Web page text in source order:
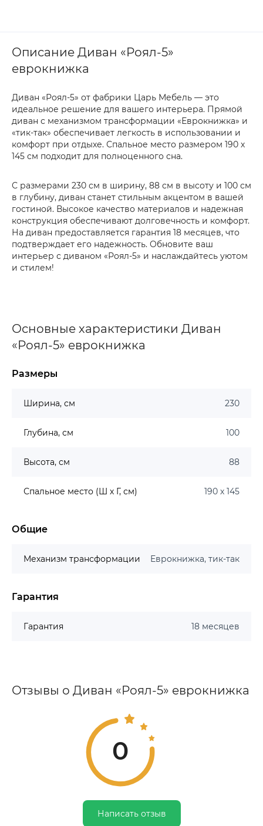
Описание Диван «Роял-5»
еврокнижка
Диван «Роял-5» от фабрики Царь Мебель — это
идеальное решение для вашего интерьера. Прямой
диван с механизмом трансформации «Еврокнижка» и
«тик-так» обеспечивает легкость в использовании и
комфорт при отдыхе. Спальное место размером 190 х
145 см подходит для полноценного сна.
С размерами 230 см в ширину, 88 см в высоту и 100 см
в глубину, диван станет стильным акцентом в вашей
гостиной. Высокое качество материалов и надежная
конструкция обеспечивают долговечность и комфорт.
На диван предоставляется гарантия 18 месяцев, что
подтверждает его надежность. Обновите ваш
интерьер с диваном «Роял-5» и наслаждайтесь уютом
и стилем!
Основные характеристики Диван
«Роял-5» еврокнижка
Размеры
Ширина, см 230
Глубина, см 100
Высота, см 88
Спальное место (Ш х Г, см) 190 х 145
Общие
Механизм трансформации Еврокнижка, тик-так
Гарантия
Гарантия 18 месяцев
Отзывы о Диван «Роял-5» еврокнижка
0
Написать отзыв